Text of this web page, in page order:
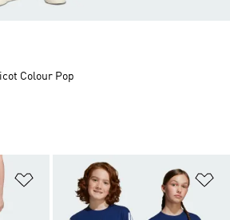
Añadir a la lista de deseos
Colour Pop